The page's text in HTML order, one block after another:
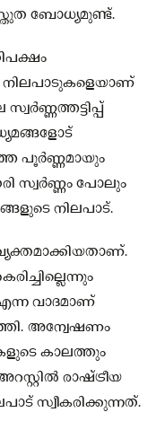
ബോധ്യമുണ്ട്.
നിലപാടുകളെയാണ്
പൂർണ്ണമായും
സ്വർണ്ണം പോലും
നിലപാട്.
വാദമാണ്
അന്വേഷണം
കാലത്തും
രാഷ്ട്രീയ
സ്വീകരിക്കുന്നത്.